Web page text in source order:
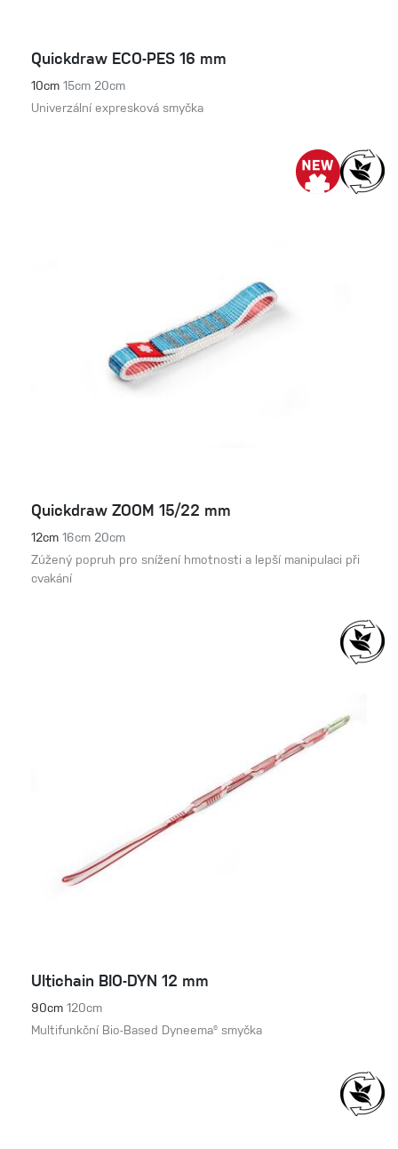
Quickdraw ECO-PES 16 mm
10cm 15cm 20cm
Univerzální expresková smyčka
Quickdraw ZOOM 15/22 mm
12cm 16cm 20cm
Zúžený popruh pro snížení hmotnosti a lepší manipulaci při
cvakání
Ultichain BIO-DYN 12 mm
90cm 120cm
Multifunkční Bio-Based Dyneema® smyčka